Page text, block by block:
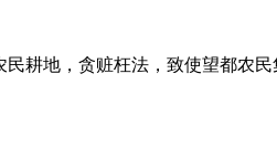
耕地，贪赃枉法，致使望都农